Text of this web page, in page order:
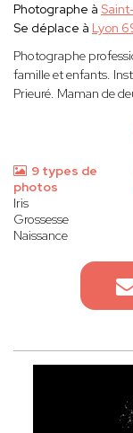
Photographe à
Se déplace à Lyon
Photographe
famille et enfants.
Prieuré. Maman de
9 types de
photos
Iris
Grossesse
Naissance